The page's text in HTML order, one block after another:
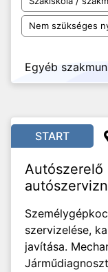
Nem szükséges
Egyéb
START
Autószerelő
szervizelése,
javítása.